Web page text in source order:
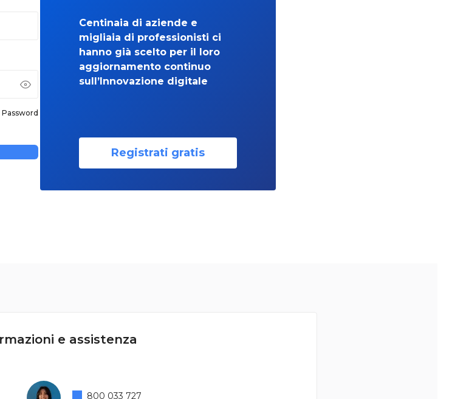
Centinaia di aziende e
migliaia di professionisti ci
hanno già scelto per il loro
aggiornamento continuo
sull’Innovazione digitale
Registrati gratis
e assistenza
800 033 727